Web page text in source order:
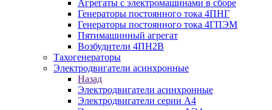
Агрегаты с электромашинами в сборе
Генераторы постоянного тока 4ПНГ
Генераторы постоянного тока 4ГПЭМ
Пятимашинный агрегат
Возбудители 4ПН2В
Тахогенераторы
Электродвигатели асинхронные
Назад
Электродвигатели асинхронные
Электродвигатели серии А4